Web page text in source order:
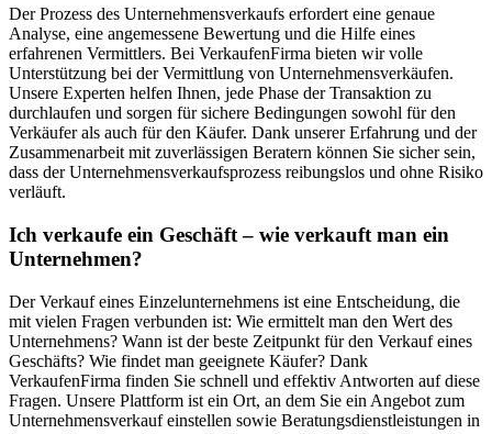
Der Prozess des Unternehmensverkaufs erfordert eine genaue
Analyse, eine angemessene Bewertung und die Hilfe eines
erfahrenen Vermittlers. Bei VerkaufenFirma bieten wir volle
Unterstützung bei der Vermittlung von Unternehmensverkäufen.
Unsere Experten helfen Ihnen, jede Phase der Transaktion zu
durchlaufen und sorgen für sichere Bedingungen sowohl für den
Verkäufer als auch für den Käufer. Dank unserer Erfahrung und der
Zusammenarbeit mit zuverlässigen Beratern können Sie sicher sein,
dass der Unternehmensverkaufsprozess reibungslos und ohne Risiko
verläuft.
Ich verkaufe ein Geschäft – wie verkauft man ein
Unternehmen?
Der Verkauf eines Einzelunternehmens ist eine Entscheidung, die
mit vielen Fragen verbunden ist: Wie ermittelt man den Wert des
Unternehmens? Wann ist der beste Zeitpunkt für den Verkauf eines
Geschäfts? Wie findet man geeignete Käufer? Dank
VerkaufenFirma finden Sie schnell und effektiv Antworten auf diese
Fragen. Unsere Plattform ist ein Ort, an dem Sie ein Angebot zum
Unternehmensverkauf einstellen sowie Beratungsdienstleistungen in